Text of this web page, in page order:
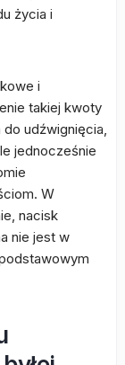
życia i
i
takiej kwoty
udźwignięcia,
jednocześnie
W
nacisk
nie jest w